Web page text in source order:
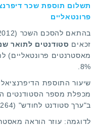
תשלום תוספת שכר
פרונטאליים
זכאים סטודנטים לתואר
מאסטרנטים פרונטאליים)
8%.
שיעור התוספת
מכפלת מספר הסטודנטים
ב"ערך סטודנט לחודש" (3.264 ₪ לכל סטודנט רשום).